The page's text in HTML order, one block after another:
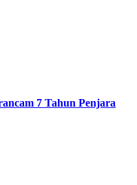
7 Tahun Penjara